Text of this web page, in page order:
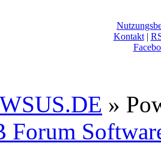
Kontakt|
WSUS.DE »
Forum